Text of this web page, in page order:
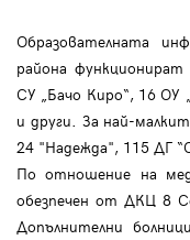
Образователната
района
СУ „Бачо Киро“, 16 ОУ
и други. За най-
24 "Надежда", 115 ДГ
По отношение на
обезпечен от ДКЦ 8
Допълнителни